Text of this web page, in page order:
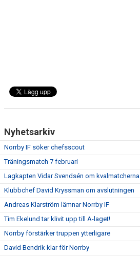
Nyhetsarkiv
Norrby IF söker chefsscout
Träningsmatch 7 februari
Lagkapten Vidar Svendsén om kvalmatcherna
Klubbchef David Kryssman om avslutningen
Andreas Klarström lämnar Norrby IF
Tim Ekelund tar klivit upp till A-laget!
Norrby förstärker truppen ytterligare
David Bendrik klar för Norrby